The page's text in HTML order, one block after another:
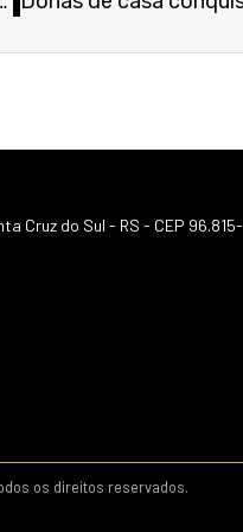
Cruz do Sul - RS - CEP 96.815-
os direitos reservados.